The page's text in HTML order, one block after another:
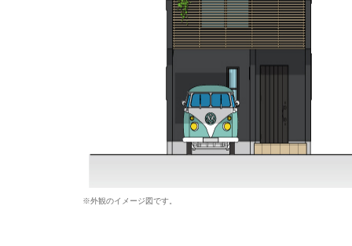
※外観のイメージ図です。